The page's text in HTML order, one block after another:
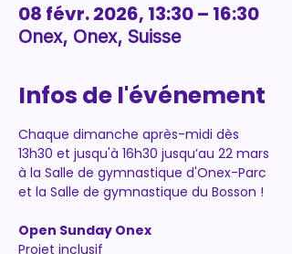
08 févr. 2026, 13:30 – 16:30
Onex, Onex, Suisse
Infos de l'événement
Chaque dimanche après-midi dès
13h30 et jusqu'à 16h30 jusqu’au 22 mars
à la Salle de gymnastique d'Onex-Parc
et la Salle de gymnastique du Bosson !
Open Sunday Onex
Projet inclusif